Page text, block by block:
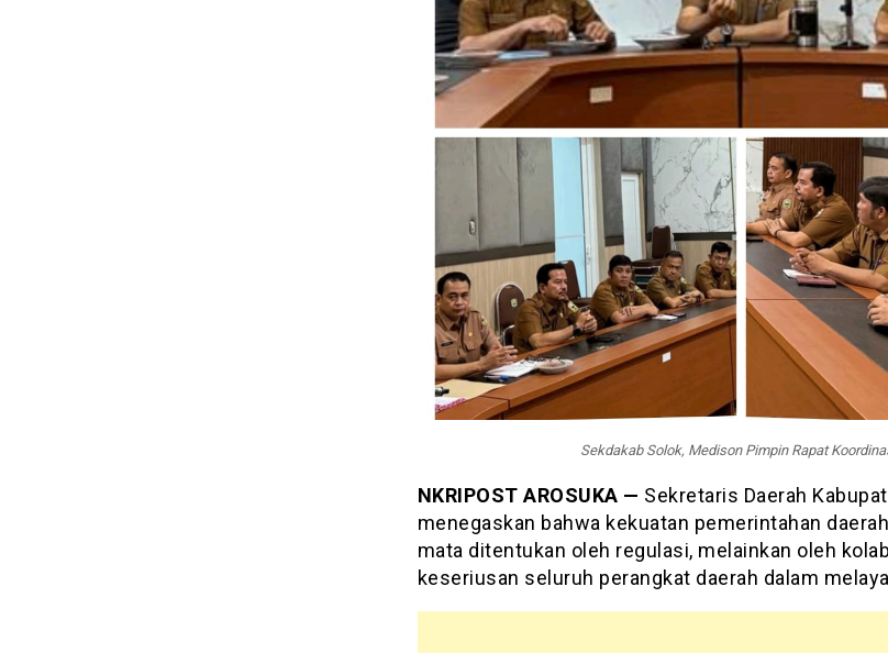
Sekdakab Solok, Medison Pimpin Rapat
NKRIPOST AROSUKA — Sekretaris Daerah
menegaskan bahwa kekuatan pemerintahan
mata ditentukan oleh regulasi, melainkan oleh
keseriusan seluruh perangkat daerah dalam